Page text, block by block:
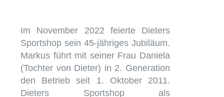
Im November 2022 feierte Dieters
Sportshop sein 45-jähriges Jubiläum.
Markus führt mit seiner Frau Daniela
(Tochter von Dieter) in 2. Generation
den Betrieb seit 1. Oktober 2011.
Dieters Sportshop als